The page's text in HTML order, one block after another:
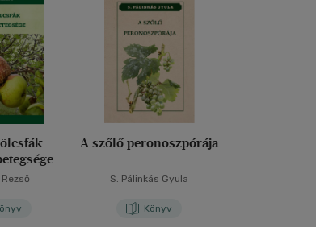
A szőlő peronoszpórája
S. Pálinkás Gyula
Könyv